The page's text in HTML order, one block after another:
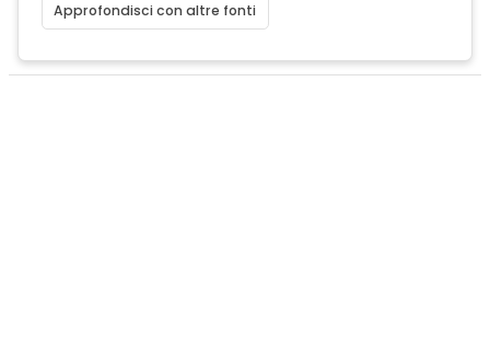
Approfondisci con altre fonti